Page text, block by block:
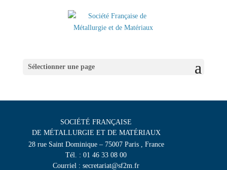
Sélectionner une page
SOCIÉTÉ FRANÇAISE
DE MÉTALLURGIE ET DE MATÉRIAUX
28 rue Saint Dominique – 75007 Paris , France
Tél. : 01 46 33 08 00
Courriel : secretariat@sf2m.fr